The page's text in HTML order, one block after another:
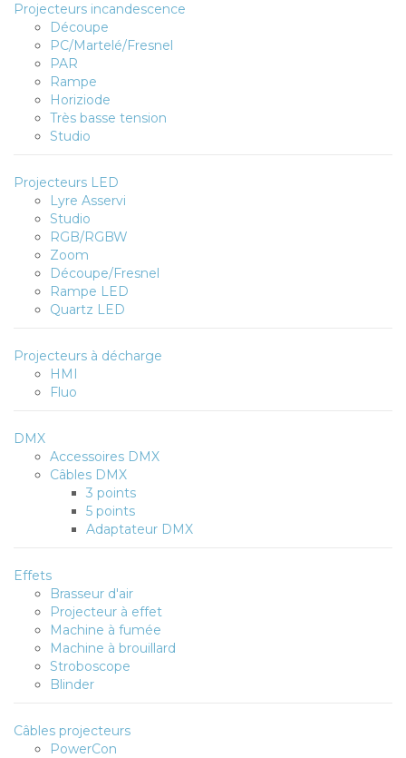
Projecteurs incandescence
Découpe
PC/Martelé/Fresnel
PAR
Rampe
Horiziode
Très basse tension
Studio
Projecteurs LED
Lyre Asservi
Studio
RGB/RGBW
Zoom
Découpe/Fresnel
Rampe LED
Quartz LED
Projecteurs à décharge
HMI
Fluo
DMX
Accessoires DMX
Câbles DMX
3 points
5 points
Adaptateur DMX
Effets
Brasseur d'air
Projecteur à effet
Machine à fumée
Machine à brouillard
Stroboscope
Blinder
Câbles projecteurs
PowerCon